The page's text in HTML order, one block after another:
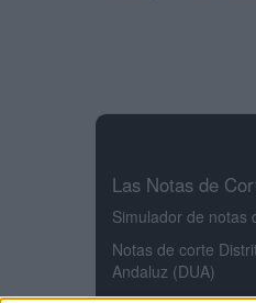
Las Notas de
Simulador de notas
Notas de corte
Andaluz (DUA)